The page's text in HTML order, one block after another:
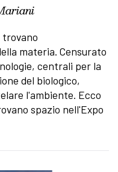
trovano
materia. Censurato
centrali per la
del biologico,
l'ambiente. Ecco
spazio nell'Expo